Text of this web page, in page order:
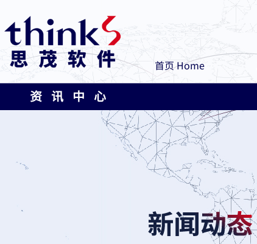
首页 Home
资 讯 中 心